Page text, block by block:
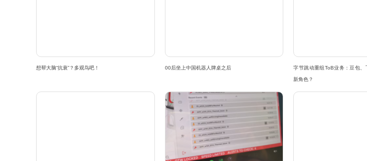
想帮大脑“抗衰”？多观鸟吧！ 00后坐上中国机器人牌桌之后 字节跳动重组ToB业务：豆包、
新角色？